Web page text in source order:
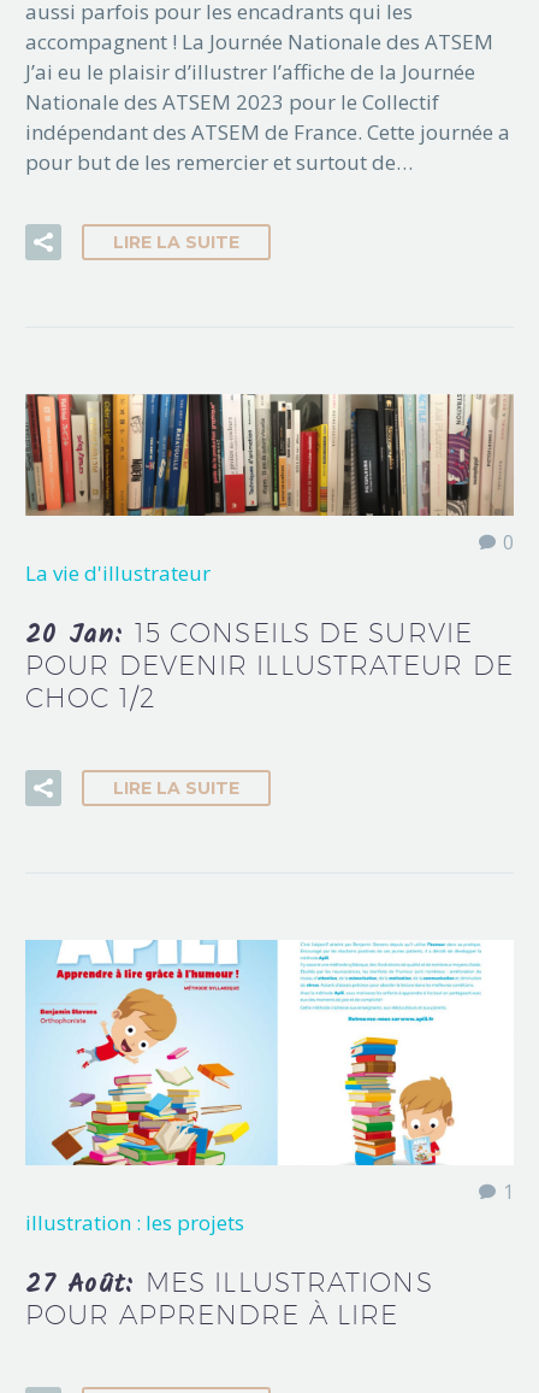
aussi parfois pour les encadrants qui les
accompagnent ! La Journée Nationale des ATSEM
J’ai eu le plaisir d’illustrer l’affiche de la Journée
Nationale des ATSEM 2023 pour le Collectif
indépendant des ATSEM de France. Cette journée a
pour but de les remercier et surtout de…
LIRE LA SUITE
0
La vie d'illustrateur
20 Jan: 15 CONSEILS DE SURVIE
POUR DEVENIR ILLUSTRATEUR DE
CHOC 1/2
LIRE LA SUITE
1
illustration : les projets
27 Août: MES ILLUSTRATIONS
POUR APPRENDRE À LIRE